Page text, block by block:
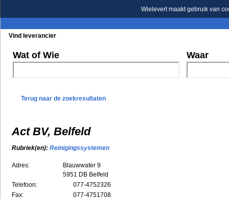
Wielevert maakt gebruik van
Vind leverancier
Wat of Wie Waar
Terug naar de zoekresultaten
Act BV, Belfeld
Rubriek(en): Reinigingssystemen
Adres:
Blauwwater 9
5951 DB Belfeld
Telefoon:
077-4752326
Fax:
077-4751708